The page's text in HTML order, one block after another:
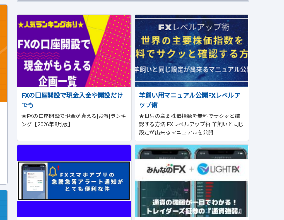
FXの口座開設で現金入金や開設だけ
でも
★FXの口座開設で現金が貰える[お得]ランキ
ング【2026年8月版】
羊飼い用マニュアル公開FXレベルア
ップ術
★世界の主要株価指数を無料でサクッと確
認する方法[FXレベルアップ術]羊飼いと同じ
設定が出来るマニュアルを公開